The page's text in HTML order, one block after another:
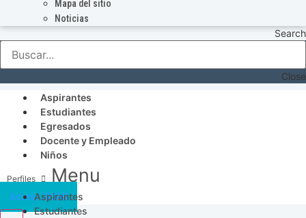
Mapa del sitio
Noticias
Search
Close
Aspirantes
Estudiantes
Egresados
Docente y Empleado
Niños
Menu
Aspirantes
Estudiantes
Acceso SICAU